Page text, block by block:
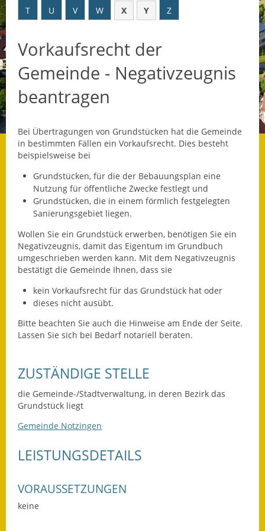
Datenschutz
Datenschutz im
Steueramt
Gebärdensprache
Was die Alten noch
Wagner-Werkstatt
Informationsbroschüre
Lärmaktionsplan
Leichte Sprache
Infos in Leichter Sprache
Mitteilungsblatt
Notfallplanung
Ortsplan
Straßenbau
T
U V W X Y Z
Vorkaufsrecht der
Gemeinde - Negativzeugnis
beantragen
Bei Übertragungen von Grundstücken hat die Gemeinde
in bestimmten Fällen ein Vorkaufsrecht. Dies besteht
beispielsweise bei
Grundstücken, für die der Bebauungsplan eine
Nutzung für öffentliche Zwecke festlegt und
Grundstücken, die in einem förmlich festgelegten
Sanierungsgebiet liegen.
Wollen Sie ein Grundstück erwerben, benötigen Sie ein
Negativzeugnis, damit das Eigentum im Grundbuch
umgeschrieben werden kann. Mit dem Negativzeugnis
bestätigt die Gemeinde Ihnen, dass sie
kein Vorkaufsrecht für das Grundstück hat oder
dieses nicht ausübt.
Bitte beachten Sie auch die Hinweise am Ende der Seite.
Lassen Sie sich bei Bedarf notariell beraten.
ZUSTÄNDIGE STELLE
die Gemeinde-/Stadtverwaltung, in deren Bezirk das
Grundstück liegt
Gemeinde Notzingen
LEISTUNGSDETAILS
VORAUSSETZUNGEN
keine